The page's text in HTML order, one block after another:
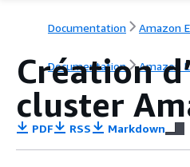
Documentation Amazon
Documentation Amazon
Création
cluster
PDF RSS Markdown